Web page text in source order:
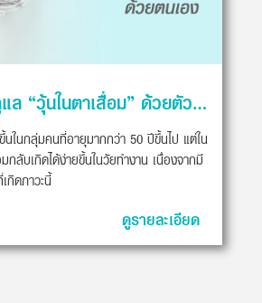
4 วิธีง่ายๆ ดูแล “วุ้นในตาเสื่อม” ด้วยตัวเอง
ในกลุ่มคนที่อายุมากกว่า 50 ปีขึ้นไป แต่ใน
กลับเกิดได้ง่ายขึ้นในวัยทำงาน เนื่องจากมี
กิดภาวะนี้
ดูรายละเอียด